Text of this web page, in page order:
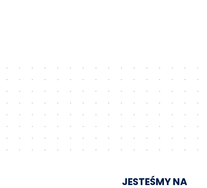
JESTEŚMY NA